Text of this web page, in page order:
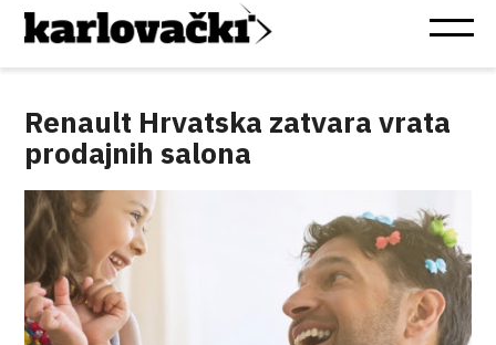
Renault Hrvatska zatvara vrata
prodajnih salona